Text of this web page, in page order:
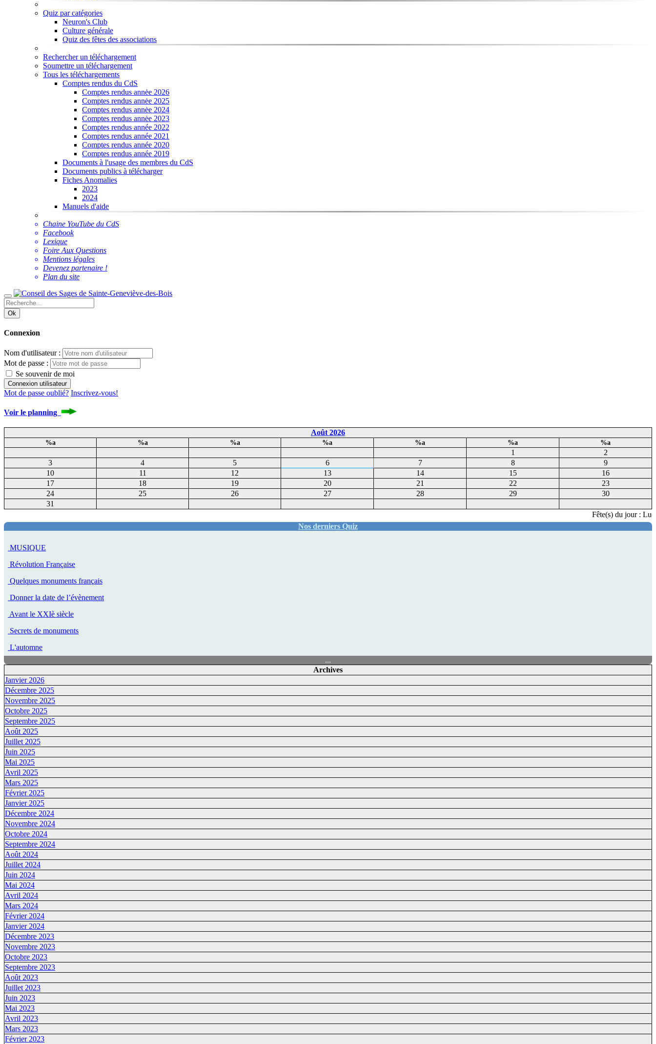
Quiz par catégories
Neuron's Club
Culture générale
Quiz des fêtes des associations
Rechercher un téléchargement
Soumettre un téléchargement
Tous les téléchargements
Comptes rendus du CdS
Comptes rendus annėe 2026
Comptes rendus annėe 2025
Comptes rendus annėe 2024
Comptes rendus annėe 2023
Comptes rendus année 2022
Comptes rendus année 2021
Comptes rendus année 2020
Comptes rendus année 2019
Documents à l'usage des membres du CdS
Documents publics à télécharger
Fiches Anomalies
2023
2024
Manuels d'aide
Chaine YouTube du CdS
Facebook
Lexique
Foire Aux Questions
Mentions légales
Devenez partenaire !
Plan du site
Ok
Connexion
Nom d'utilisateur :
Mot de passe :
Se souvenir de moi
Mot de passe oublié? Inscrivez-vous!
Voir le planning
Août 2026
%a %a %a %a %a %a %a
1
2
3
4 5 6 7 8
9
10
11 12 13 14 15
16
17
18 19 20 21 22
23
24
25 26 27 28 29
30
31
Fête(s) du jour : Lucy,
Nos derniers Quiz
MUSIQUE
Révolution Française
Quelques monuments français
Donner la date de l’évènement
Avant le XXIè siècle
Secrets de monuments
L'automne
...
Archives
Janvier 2026
Décembre 2025
Novembre 2025
Octobre 2025
Septembre 2025
Août 2025
Juillet 2025
Juin 2025
Mai 2025
Avril 2025
Mars 2025
Février 2025
Janvier 2025
Décembre 2024
Novembre 2024
Octobre 2024
Septembre 2024
Août 2024
Juillet 2024
Juin 2024
Mai 2024
Avril 2024
Mars 2024
Février 2024
Janvier 2024
Décembre 2023
Novembre 2023
Octobre 2023
Septembre 2023
Août 2023
Juillet 2023
Juin 2023
Mai 2023
Avril 2023
Mars 2023
Février 2023